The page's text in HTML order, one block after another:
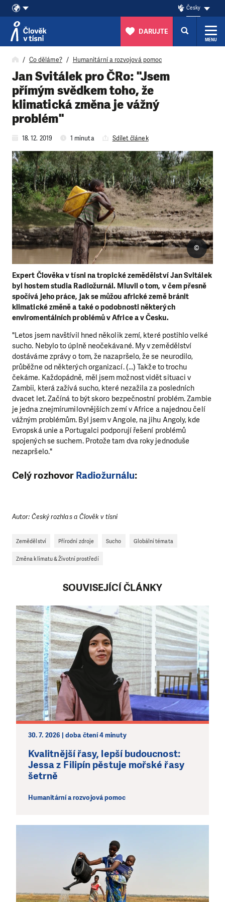
Přeskočit na obsah
Česky
DARUJTE
MENU
Co děláme? Humanitární a rozvojová pomoc
Jan Svitálek pro ČRo: "Jsem
přímým svědkem toho, že
klimatická změna je vážný
problém"
18. 12. 2019 1 minuta Sdílet článek
Expert Člověka v tísni na tropické zemědělství Jan Svitálek
byl hostem studia Radiožurnál. Mluvil o tom, v čem přesně
spočívá jeho práce, jak se můžou africké země bránit
klimatické změně a také o podobnosti některých
enviromentálních problémů v Africe a v Česku.
©
"Letos jsem navštívil hned několik zemí, které postihlo velké
sucho. Nebylo to úplně neočekávané. My v zemědělství
dostáváme zprávy o tom, že nazapršelo, že se neurodilo,
průběžne od některých organizací. (...) Takže to trochu
čekáme. Každopádně, měl jsem možnost vidět situaci v
Zambii, která zažívá sucho, které nezažila za posledních
dvacet let. Začíná to být skoro bezpečnostní problém. Zambie
je jedna znejmírumilovnějších zemí v Africe a najednou čelí
vážným problémům. Byl jsem v Angole, na jihu Angoly, kde
Evropská unie a Portugalci podporují řešení problémů
spojených se suchem. Protože tam dva roky jednoduše
nezapršelo."
Celý rozhovor Radiožurnálu:
Autor: Český rozhlas a Člověk v tísni
Zemědělství Přírodní zdroje Sucho Globální témata
Změna klimatu & Životní prostředí
SOUVISEJÍCÍ ČLÁNKY
30. 7. 2026 | doba čtení 4 minuty
Kvalitnější řasy, lepší budoucnost:
Jessa z Filipín pěstuje mořské řasy
šetrně
Humanitární a rozvojová pomoc